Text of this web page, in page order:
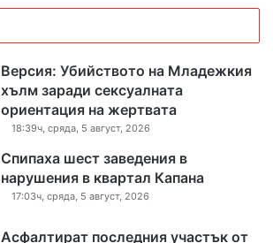
Версия: Убийството на Младежкия
хълм заради сексуалната
ориентация на жертвата
18:39ч, сряда, 5 август, 2026
Спипаха шест заведения в
нарушения в квартал Капана
17:03ч, сряда, 5 август, 2026
Асфалтират последния участък от